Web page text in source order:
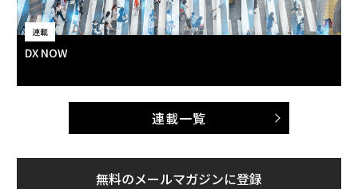
連載
DX NOW
連載一覧
無料のメールマガジンに登録